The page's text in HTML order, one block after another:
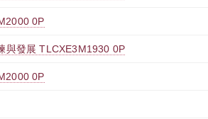
0P
與發展 TLCXE3M1930 0P
0P